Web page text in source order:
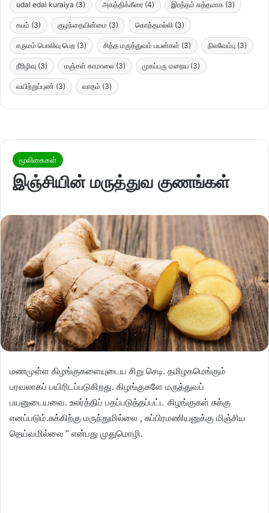
udal edai kuraiya (3) அகத்திக்கீரை (4) இரத்தம் சுத்தமாக (3)
கபம் (3) குழந்தையின்மை (3) கொத்தமல்லி (3)
சருமம் பொலிவு பெற (3) சித்த மருத்துவம் பயன்கள் (3) நிலவேம்பு (3)
நீரிழிவு (3) மஞ்சள் காமாலை (3) முகப்பரு மறைய (3)
வயிற்றுப்புண் (3) வாதம் (3)